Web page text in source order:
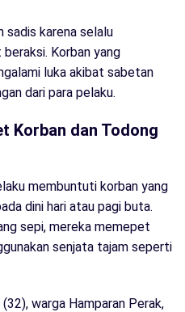
sadis karena selalu
Korban yang
luka akibat sabetan
dari para pelaku.
Korban dan Todong
membuntuti korban yang
dini hari atau pagi buta.
sepi, mereka memepet
senjata tajam seperti
warga Hamparan Perak,